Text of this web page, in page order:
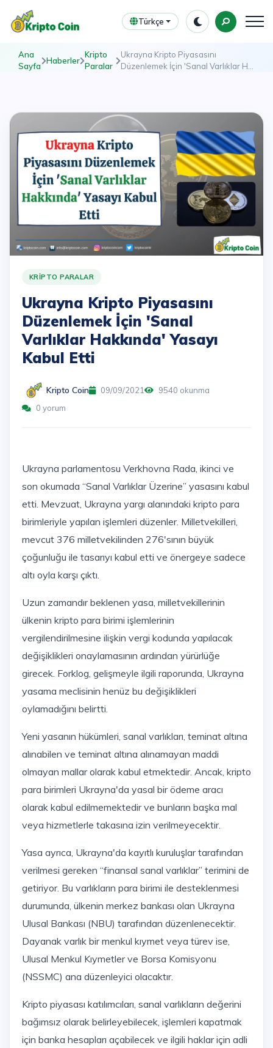
Türkçe
Ana
Sayfa
Haberler
Kripto
Paralar
Ukrayna Kripto Piyasasını
Düzenlemek İçin 'Sanal Varlıklar H...
KRIPTO PARALAR
Ukrayna Kripto Piyasasını
Düzenlemek İçin 'Sanal
Varlıklar Hakkında' Yasayı
Kabul Etti
Kripto Coin 09/09/2021
9540 okunma
0 yorum
Ukrayna parlamentosu Verkhovna Rada, ikinci ve
son okumada “Sanal Varlıklar Üzerine” yasasını kabul
etti. Mevzuat, Ukrayna yargı alanındaki kripto para
birimleriyle yapılan işlemleri düzenler. Milletvekilleri,
mevcut 376 milletvekilinden 276'sının büyük
çoğunluğu ile tasarıyı kabul etti ve önergeye sadece
altı oyla karşı çıktı.
Uzun zamandır beklenen yasa, milletvekillerinin
ülkenin kripto para birimi işlemlerinin
vergilendirilmesine ilişkin vergi kodunda yapılacak
değişiklikleri onaylamasının ardından yürürlüğe
girecek. Forklog, gelişmeyle ilgili raporunda, Ukrayna
yasama meclisinin henüz bu değişiklikleri
oylamadığını belirtti.
Yeni yasanın hükümleri, sanal varlıkları, teminat altına
alınabilen ve teminat altına alınamayan maddi
olmayan mallar olarak kabul etmektedir. Ancak, kripto
para birimleri Ukrayna'da yasal bir ödeme aracı
olarak kabul edilmemektedir ve bunların başka mal
veya hizmetlerle takasına izin verilmeyecektir.
Yasa ayrıca, Ukrayna'da kayıtlı kuruluşlar tarafından
verilmesi gereken “finansal sanal varlıklar” terimini de
getiriyor. Bu varlıkların para birimi ile desteklenmesi
durumunda, ülkenin merkez bankası olan Ukrayna
Ulusal Bankası (NBU) tarafından düzenlenecektir.
Dayanak varlık bir menkul kıymet veya türev ise,
Ulusal Menkul Kıymetler ve Borsa Komisyonu
(NSSMC) ana düzenleyici olacaktır.
Kripto piyasası katılımcıları, sanal varlıkların değerini
bağımsız olarak belirleyebilecek, işlemleri kapatmak
için banka hesapları açabilecek ve ilgili haklar için adli